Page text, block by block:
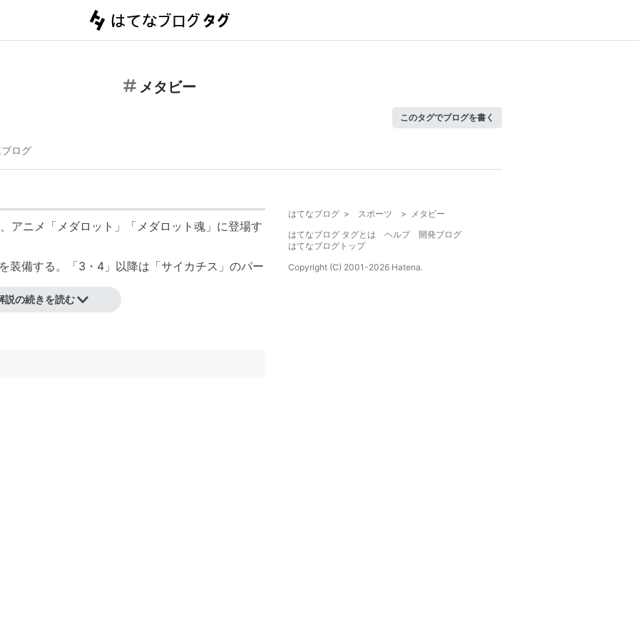
メタビー
このタグでブログを書く
ログ
アニメ「メダロット」「メダロット魂」に登場す
装備する。「3・4」以降は「サイカチス」のパー
説の続きを読む
はてなブログ > スポーツ > メタビー
はてなブログ タグとは
ヘルプ
開発ブログ
はてなブログトップ
Copyright (C) 2001-2026 Hatena.